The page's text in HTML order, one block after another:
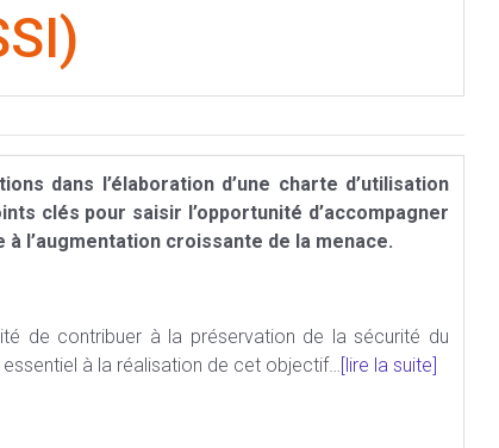
dans l’élaboration d’une charte d’utilisation
clés pour saisir l’opportunité d’accompagner
l’augmentation croissante de la menace.
de contribuer à la préservation de la sécurité du
essentiel à la réalisation de cet objectif…[lire la suite]